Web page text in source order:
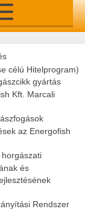
célú Hitelprogram)
gyártás
Kft. Marcali
az Energofish
és
Rendszer